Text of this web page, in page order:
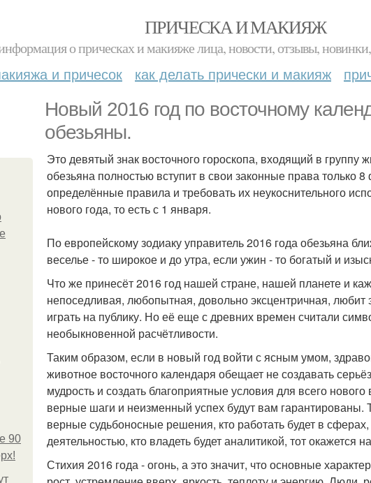
ПРИЧЕСКА И МАКИЯЖ
о прическах и макияже лица, новости, отзывы,
и причесок как делать прически и макияж
Новый 2016 год по восточному
обезьяны.
90
Это девятый знак восточного гороскопа, входящий в
обезьяна полностью вступит в свои законные права только
определённые правила и требовать их неукоснительного
нового года, то есть с 1 января.
По европейскому зодиаку управитель 2016 года обезьяна
веселье - то широкое и до утра, если ужин - то богатый и
Что же принесёт 2016 год нашей стране, нашей планете и
непоседливая, любопытная, довольно эксцентричная,
играть на публику. Но её еще с древних времен считали
необыкновенной расчётливости.
Таким образом, если в новый год войти с ясным умом,
животное восточного календаря обещает не создавать
мудрость и создать благоприятные условия для всего
верные шаги и неизменный успех будут вам гарантированы.
верные судьбоносные решения, кто работать будет в
деятельностью, кто владеть будет аналитикой, тот окажется
Стихия 2016 года - огонь, а это значит, что основные